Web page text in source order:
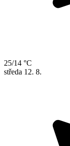
25/14 °C
středa 12. 8.